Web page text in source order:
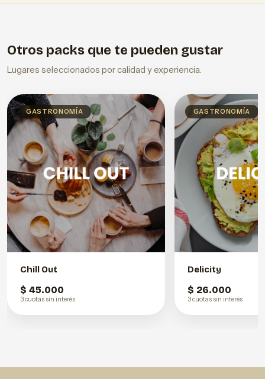
Otros packs que te pueden gustar
Lugares seleccionados por calidad y experiencia.
GASTRONOMÍA
Chill Out
$ 45.000
3 cuotas sin interés
GASTRONOMÍA
Delicity
$ 26.000
3 cuotas sin interés